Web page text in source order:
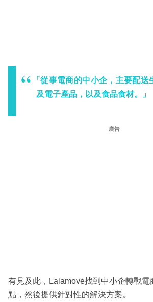
「從事電商的中小企，主要配
及電子產品，以及食品食材。」
廣告
有見及此，Lalamove找到中小企轉戰電
點，然後提供針對性的解決方案。